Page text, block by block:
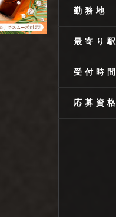
勤務地
最寄り駅
受付時間
応募資格